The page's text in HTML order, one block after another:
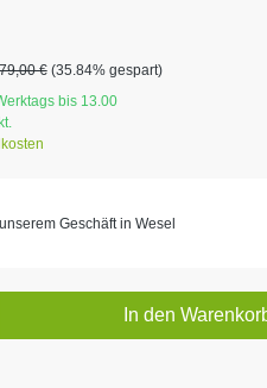
Preis:
€ (35.84% gespart)
bis 13.00
Geschäft in Wesel
Gib den In den